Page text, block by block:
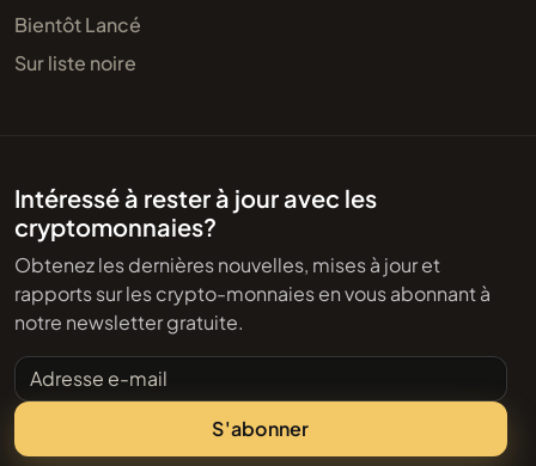
Bientôt Lancé
Sur liste noire
Intéressé à rester à jour avec les
cryptomonnaies?
Obtenez les dernières nouvelles, mises à jour et
rapports sur les crypto-monnaies en vous abonnant à
notre newsletter gratuite.
Adresse e-mail
S'abonner